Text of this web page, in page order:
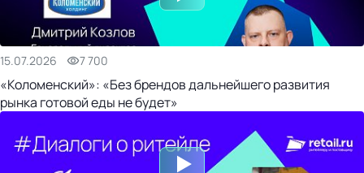
15.07.2026 7 700
«Коломенский»: «Без брендов дальнейшего развития
рынка готовой еды не будет»